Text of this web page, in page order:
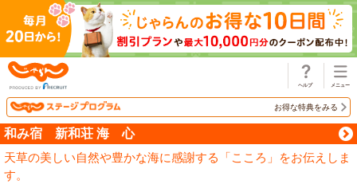
お得な特典をみる
和み宿 新和荘 海 心
天草の美しい自然や豊かな海に感謝する「こころ」をお伝えしま
す。